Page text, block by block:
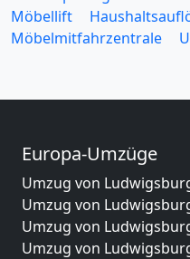
Möbellift
Möbelmitfahrzentrale
Europa-Umzüge
Umzug von
Umzug von
Umzug von
Umzug von